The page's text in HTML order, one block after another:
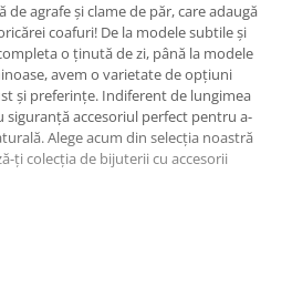
de agrafe și clame de păr, care adaugă
coafuri! De la modele subtile și
o ținută de zi, până la modele
avem o varietate de opțiuni
și preferințe. Indiferent de lungimea
siguranță accesoriul perfect pentru a-
Alege acum din selecția noastră
ți colecția de bijuterii cu accesorii